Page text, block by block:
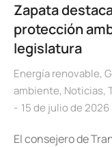
Zapata
protección
legislatura
Energía renovable,
ambiente, Noticias,
15 de julio de 2026
El consejero de